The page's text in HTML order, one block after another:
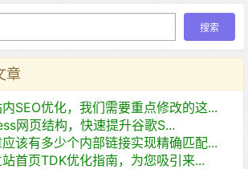
章
SEO优化，我们需要重点修改的这...
网页结构，快速提升谷歌S...
该有多少个内部链接实现精确匹配...
首页TDK优化指南，为您吸引来...